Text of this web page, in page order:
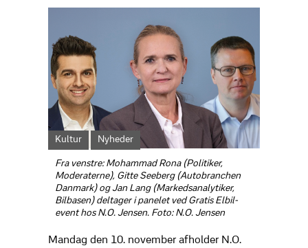
Kultur Nyheder
Fra venstre: Mohammad Rona (Politiker,
Moderaterne), Gitte Seeberg (Autobranchen
Danmark) og Jan Lang (Markedsanalytiker,
Bilbasen) deltager i panelet ved Gratis Elbil-
event hos N.O. Jensen. Foto: N.O. Jensen
Mandag den 10. november afholder N.O.